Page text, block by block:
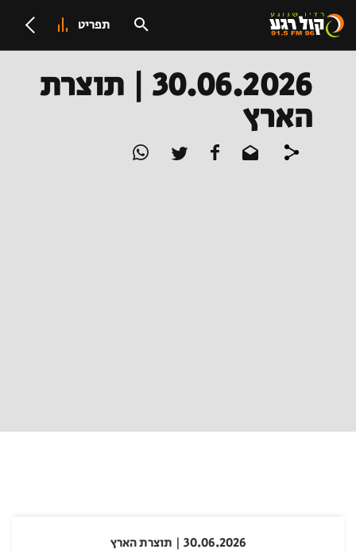
תפריט
30.06.2026 | תוצרת
הארץ
30.06.2026 | תוצרת הארץ